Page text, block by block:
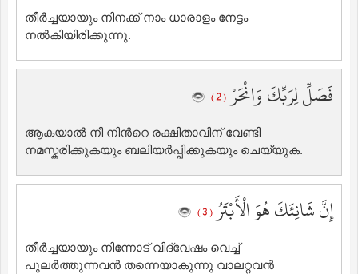
തീര്‍ച്ചയായും നിനക്ക് നാം ധാരാളം നേട്ടം
നല്‍കിയിരിക്കുന്നു.
فَصَلِّ لِرَبِّكَ وَانْحَرْ( 2 )
ആകയാല്‍ നീ നിന്‍റെ രക്ഷിതാവിന് വേണ്ടി
നമസ്കരിക്കുകയും ബലിയര്‍പ്പിക്കുകയും ചെയ്യുക.
إِنَّ شَانِئَكَ هُوَ الْأَبْتَرُ( 3 )
തീര്‍ച്ചയായും നിന്നോട് വിദ്വേഷം വെച്ച്
പുലര്‍ത്തുന്നവന്‍ തന്നെയാകുന്നു വാലറ്റവന്‍